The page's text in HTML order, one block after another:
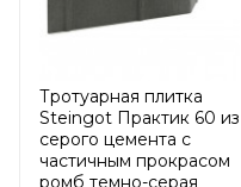
Тротуарная плитка
Steingot Практик 60 из
серого цемента с
частичным прокрасом
ромб темно-серая